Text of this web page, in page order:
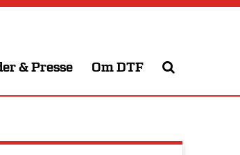
& Presse Om DTF